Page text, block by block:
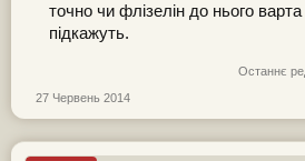
точно чи флізелін до нього
підкажуть.
Останнє
27 Червень 2014